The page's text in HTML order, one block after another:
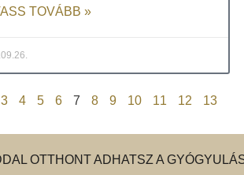
TOVÁBB »
3 4 5 6 7 8 9 10 11 12 13
OTTHONT ADHATSZ A